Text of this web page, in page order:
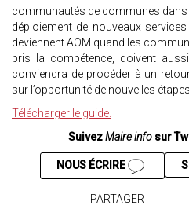
communautés de communes dans
déploiement de nouveaux
deviennent AOM quand les
pris la compétence, doivent
conviendra de procéder à un
sur l’opportunité de nouvelles
Télécharger le guide.
SuivezMaire info sur
NOUS ÉCRIRE
PARTAGER